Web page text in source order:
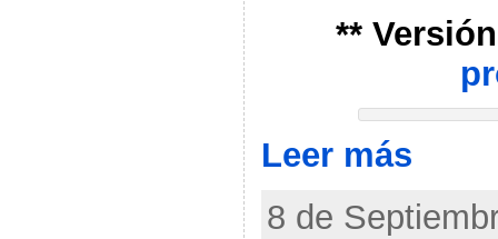
**
Leer más
8 de